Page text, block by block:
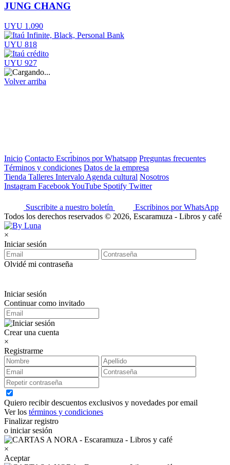
JUNG CHANG
UYU 1.090
UYU 818
UYU 927
Volver arriba
Inicio Contacto Escribinos por Whatsapp Preguntas frecuentes
Términos y condiciones Datos de la empresa
Tienda Talleres Intervalo Agenda cultural Nosotros
Instagram FacebookYouTube Spotify Twitter
Suscribite a nuestro boletín
Escribinos por WhatsApp
Todos los derechos reservados © 2026, Escaramuza - Libros y café
×
Iniciar sesión
Olvidé mi contraseña
Iniciar sesión
Continuar como invitado
Crear una cuenta
×
Registrarme
Quiero recibir descuentos exclusivos y novedades por email
Ver los términos y condiciones
Finalizar registro
o iniciar sesión
×
Aceptar